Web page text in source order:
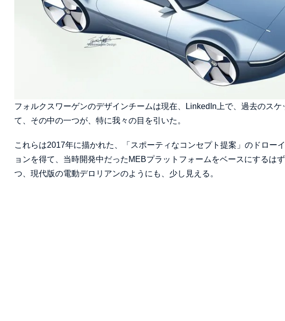
フォルクスワーゲンのデザインチームは現在、LinkedIn上で、過去のス
て、その中の一つが、特に我々の目を引いた。
これらは2017年に描かれた、「スポーティなコンセプト提案」のドロー
ョンを得て、当時開発中だったMEBプラットフォームをベースにするは
つ、現代版の電動デロリアンのようにも、少し見える。